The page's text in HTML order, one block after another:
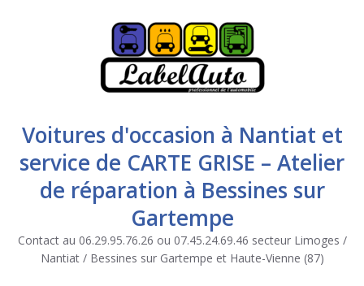
Voitures d'occasion à Nantiat et
service de CARTE GRISE – Atelier
de réparation à Bessines sur
Gartempe
Contact au 06.29.95.76.26 ou 07.45.24.69.46 secteur Limoges /
Nantiat / Bessines sur Gartempe et Haute-Vienne (87)